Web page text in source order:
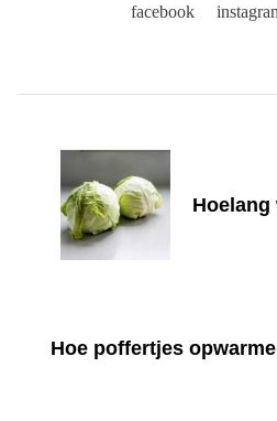
facebook
Navigation
Hoe poffertjes